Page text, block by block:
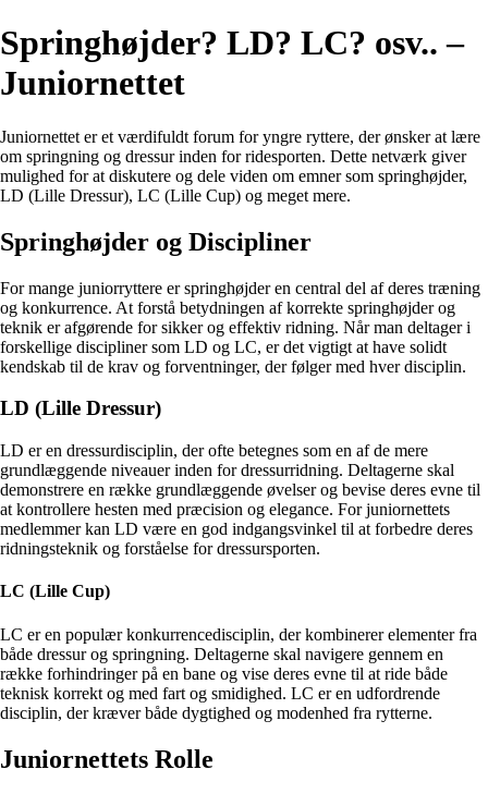
Springhøjder? LD? LC? osv.. –
Juniornettet
Juniornettet er et værdifuldt forum for yngre ryttere, der ønsker at lære
om springning og dressur inden for ridesporten. Dette netværk giver
mulighed for at diskutere og dele viden om emner som springhøjder,
LD (Lille Dressur), LC (Lille Cup) og meget mere.
Springhøjder og Discipliner
For mange juniorryttere er springhøjder en central del af deres træning
og konkurrence. At forstå betydningen af korrekte springhøjder og
teknik er afgørende for sikker og effektiv ridning. Når man deltager i
forskellige discipliner som LD og LC, er det vigtigt at have solidt
kendskab til de krav og forventninger, der følger med hver disciplin.
LD (Lille Dressur)
LD er en dressurdisciplin, der ofte betegnes som en af de mere
grundlæggende niveauer inden for dressurridning. Deltagerne skal
demonstrere en række grundlæggende øvelser og bevise deres evne til
at kontrollere hesten med præcision og elegance. For juniornettets
medlemmer kan LD være en god indgangsvinkel til at forbedre deres
ridningsteknik og forståelse for dressursporten.
LC (Lille Cup)
LC er en populær konkurrencedisciplin, der kombinerer elementer fra
både dressur og springning. Deltagerne skal navigere gennem en
række forhindringer på en bane og vise deres evne til at ride både
teknisk korrekt og med fart og smidighed. LC er en udfordrende
disciplin, der kræver både dygtighed og modenhed fra rytterne.
Juniornettets Rolle